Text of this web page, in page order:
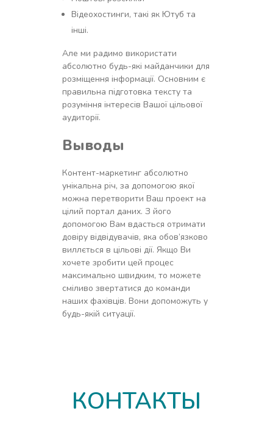
Відеохостинги, такі як Ютуб та
інші.
Але ми радимо використати
абсолютно будь-які майданчики для
розміщення інформації. Основним є
правильна підготовка тексту та
розуміння інтересів Вашої цільової
аудиторії.
Выводы
Контент-маркетинг абсолютно
унікальна річ, за допомогою якої
можна перетворити Ваш проект на
цілий портал даних. З його
допомогою Вам вдасться отримати
довіру відвідувачів, яка обов’язково
виллється в цільові дії. Якщо Ви
хочете зробити цей процес
максимально швидким, то можете
сміливо звертатися до команди
наших фахівців. Вони допоможуть у
будь-якій ситуації.
КОНТАКТЫ